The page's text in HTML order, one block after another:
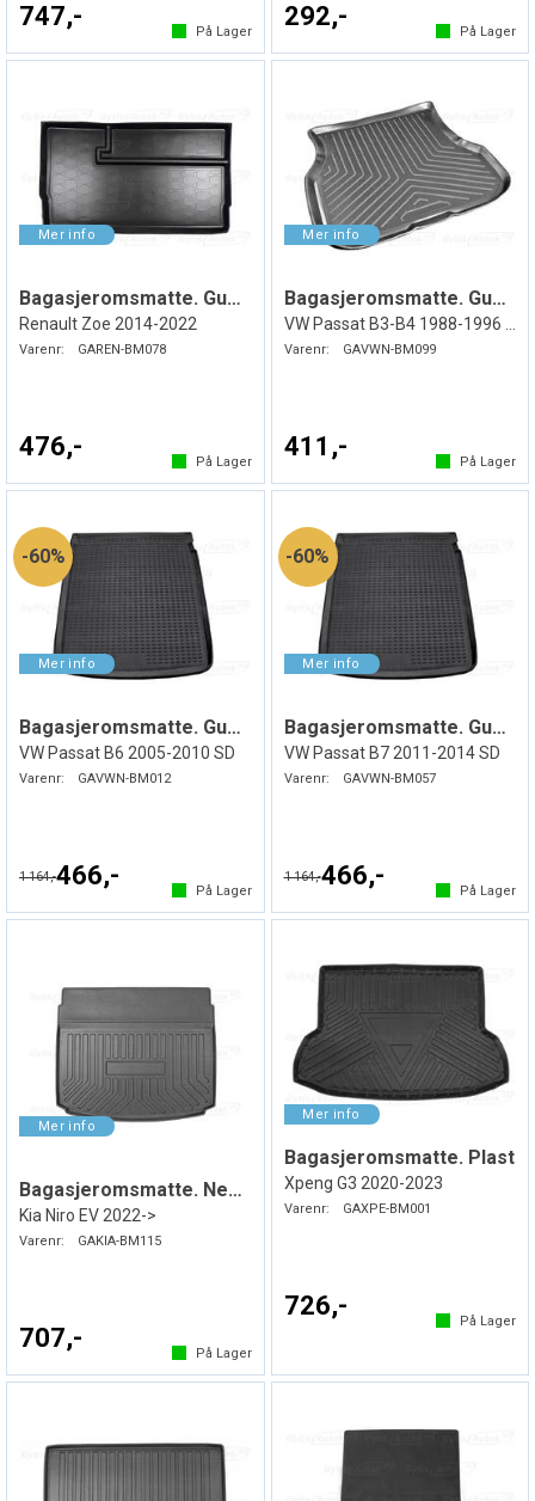
747,-
På Lager
292,-
På Lager
Bagasjeromsmatte. Gummi
Renault Zoe 2014-2022
Varenr: GAREN-BM078
476,-
På Lager
Bagasjeromsmatte. Gummi
Varenr: GAVWN-BM099
411,-
På Lager
60%
Bagasjeromsmatte. Gummi
VW Passat B6 2005-2010 SD
Varenr: GAVWN-BM012
1 164,-466,-
På Lager
60%
Bagasjeromsmatte. Gummi
VW Passat B7 2011-2014 SD
Varenr: GAVWN-BM057
1 164,-466,-
På Lager
Bagasjeromsmatte. Nedre. Gummi
Kia Niro EV 2022->
Varenr: GAKIA-BM115
707,-
På Lager
Bagasjeromsmatte. Plast
Xpeng G3 2020-2023
Varenr: GAXPE-BM001
726,-
På Lager